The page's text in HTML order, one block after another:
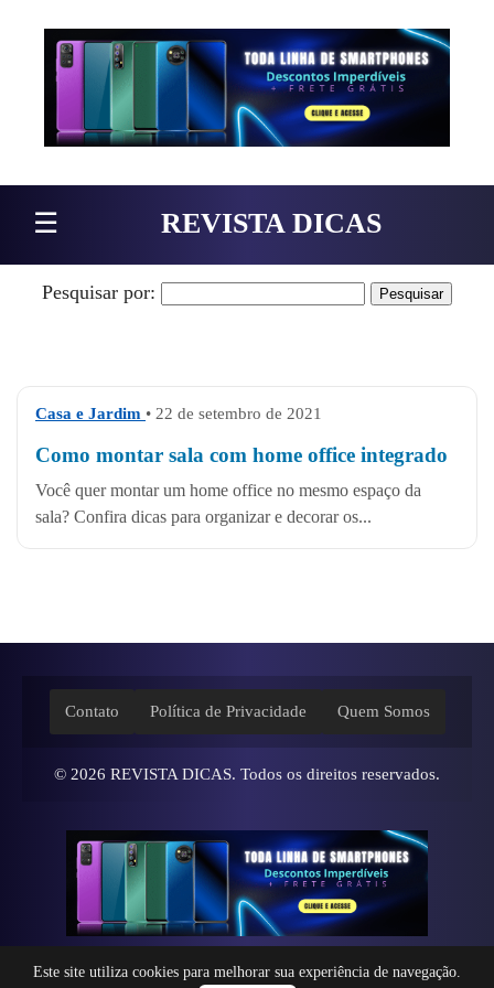
Pular para o conteúdo
☰ REVISTA DICAS
Pesquisar por:
Casa e Jardim • 22 de setembro de 2021
Como montar sala com home office integrado
Você quer montar um home office no mesmo espaço da
sala? Confira dicas para organizar e decorar os...
Contato Política de Privacidade Quem Somos
© 2026 REVISTA DICAS. Todos os direitos reservados.
Este site utiliza cookies para melhorar sua experiência de navegação.